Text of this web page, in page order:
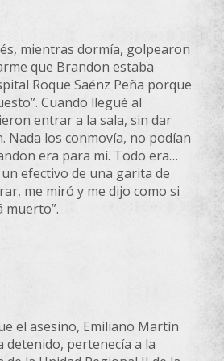
mientras dormía, golpearon
que Brandon estaba
Roque Saénz Peña porque
Cuando llegué al
entrar a la sala, sin dar
Nada los conmovía, no podían
era para mí. Todo era…
efectivo de una garita de
me miró y me dijo como si
muerto”.
el asesino, Emiliano Martín
detenido, pertenecía a la